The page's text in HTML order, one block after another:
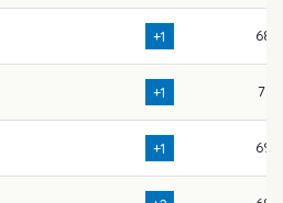
+1 68
+1 71
+1 69